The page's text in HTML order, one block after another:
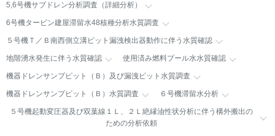
5,6号機サブドレン分析調査（詳細分析）
6号機タービン建屋滞留水48核種分析水質調査
５号機Ｔ／Ｂ南西側立溝ピット漏洩検出器動作に伴う水質確認
地階湧水発生に伴う水質確認 使用済み燃料プール水水質確認
機器ドレンサンプピット（Ｂ）及び漏洩ピット水質調査
機器ドレンサンプピット（Ｂ）水質調査 ６号機滞留水分析
５号機起動変圧器及び双葉線１Ｌ、２Ｌ絶縁油性状分析に伴う構外搬出の
ための分析依頼